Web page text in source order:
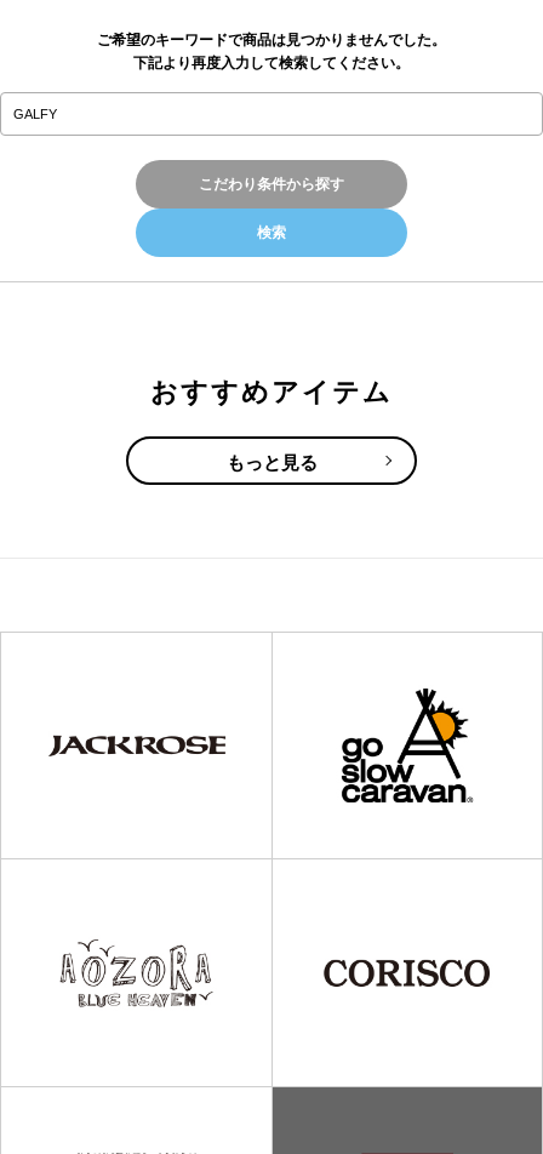
ご希望のキーワードで商品は見つかりませんでした。
下記より再度入力して検索してください。
こだわり条件から探す
おすすめアイテム
もっと見る